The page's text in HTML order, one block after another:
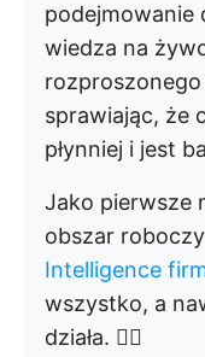
podejmowanie
wiedza na
sprawiając, że
płynniej i jest
Jako pierwsze
obszar
Intelligence
wszystko, a
działa. 👇🏼